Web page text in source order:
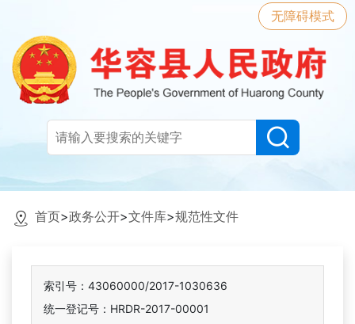
无障碍模式
首页>政务公开>文件库>规范性文件
索引号：43060000/2017-1030636
统一登记号：HRDR-2017-00001